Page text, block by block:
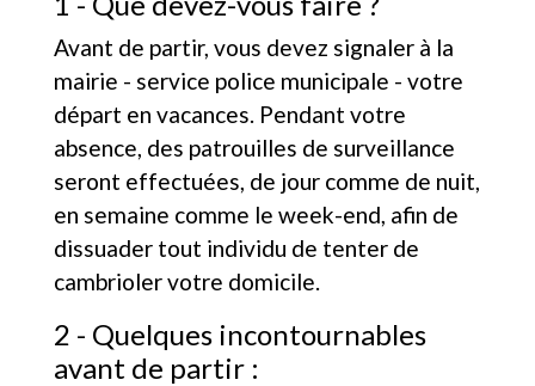
Avant de partir, vous devez signaler à la
mairie - service police municipale - votre
départ en vacances. Pendant votre
absence, des patrouilles de surveillance
seront effectuées, de jour comme de nuit,
en semaine comme le week-end, afin de
dissuader tout individu de tenter de
cambrioler votre domicile.
2 - Quelques incontournables
avant de partir :